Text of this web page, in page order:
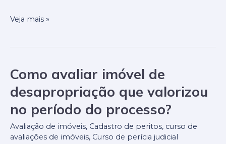
Veja mais »
Como avaliar imóvel de
desapropriação que valorizou
no período do processo?
Avaliação de imóveis, Cadastro de peritos, curso de
avaliações de imóveis, Curso de perícia judicial
Como
avaliar
imóvel
de
desapropriação
que